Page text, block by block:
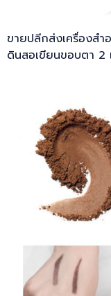
ขายปลีกส่งเครื่องส
ดินสอเขียนขอบตา 2